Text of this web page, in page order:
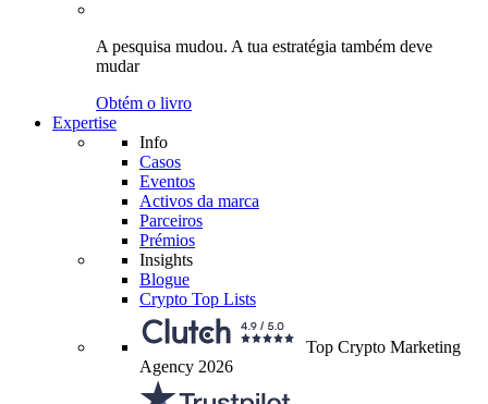
A pesquisa mudou. A tua estratégia também deve
mudar
Obtém o livro
Expertise
Info
Casos
Eventos
Activos da marca
Parceiros
Prémios
Insights
Blogue
Crypto Top Lists
Top Crypto Marketing
Agency 2026